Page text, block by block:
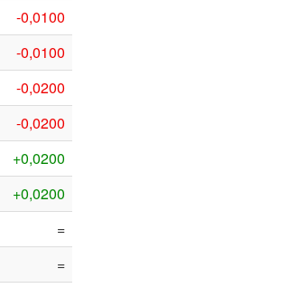
-0,0100
-0,0100
-0,0200
-0,0200
+0,0200
+0,0200
=
=